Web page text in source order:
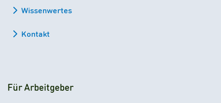
Wissenwertes
Kontakt
Für Arbeitgeber